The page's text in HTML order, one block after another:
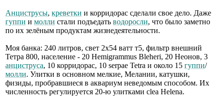
Анциструсы, креветки и корридорас сделали свое дело. Даже
гуппи и молли стали подъедать водоросли, что было заметно
по их зелёным продуктам жизнедеятельности.
Моя банка: 240 литров, свет 2х54 ватт т5, фильтр внешний
Тетра 800, население - 20 Hemigrammus Bleheri, 20 Неонов, 3
анциструса, 10 корридорас, 10 serpae Tetra и около 15 гуппи/
молли. Улитки в основном мелкие, Мелании, катушки,
физиды, пробравшиеся в аквариум неведомым способом. Их
численность регулируется 20-ю улитками clea Helena.